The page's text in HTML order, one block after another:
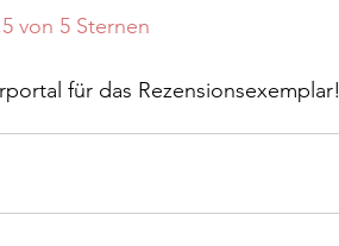
von 5 Sternen
für das Rezensionsexemplar!